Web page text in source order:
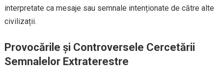
interpretate ca mesaje sau semnale intenționate de către alte
civilizații.
Provocările și Controversele Cercetării
Semnalelor Extraterestre